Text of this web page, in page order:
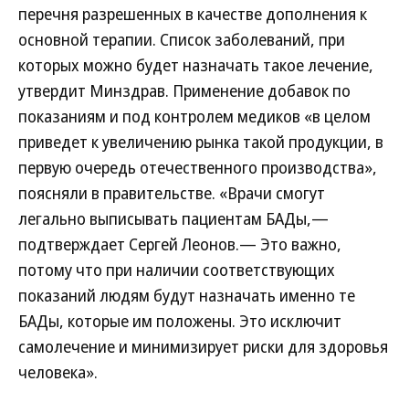
перечня разрешенных в качестве дополнения к
основной терапии. Список заболеваний, при
которых можно будет назначать такое лечение,
утвердит Минздрав. Применение добавок по
показаниям и под контролем медиков «в целом
приведет к увеличению рынка такой продукции, в
первую очередь отечественного производства»,
поясняли в правительстве. «Врачи смогут
легально выписывать пациентам БАДы,—
подтверждает Сергей Леонов.— Это важно,
потому что при наличии соответствующих
показаний людям будут назначать именно те
БАДы, которые им положены. Это исключит
самолечение и минимизирует риски для здоровья
человека».